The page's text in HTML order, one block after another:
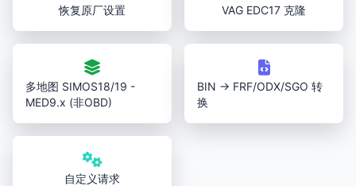
恢复原厂设置 VAG EDC17 克隆
多地图 SIMOS18/19 -
MED9.x (非OBD)
BIN → FRF/ODX/SGO 转
换
自定义请求